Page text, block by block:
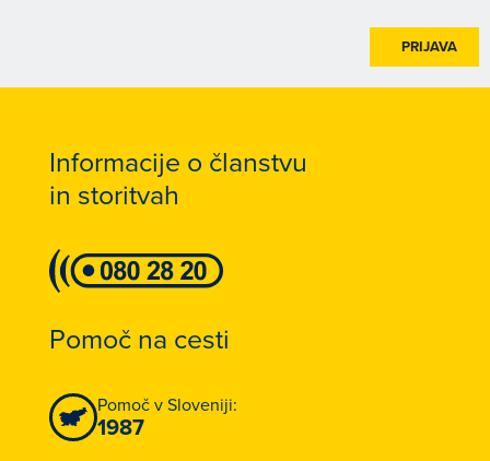
PRIJAVA
Informacije o članstvu
in storitvah
Pomoč na cesti
Pomoč v Sloveniji:
1987